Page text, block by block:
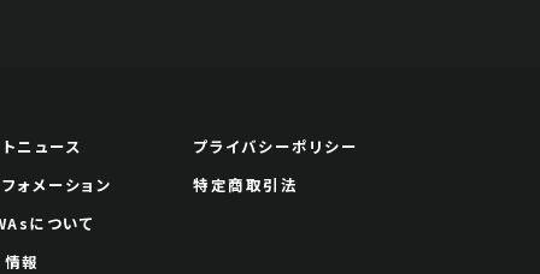
ニュース
ォメーション
について
報
プライバシーポリシー
特定商取引法